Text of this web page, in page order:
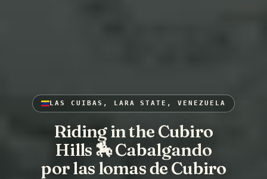
LAS CUIBAS, LARA STATE, VENEZUELA
Riding in the Cubiro
Hills 🏇 Cabalgando
por las lomas de Cubiro